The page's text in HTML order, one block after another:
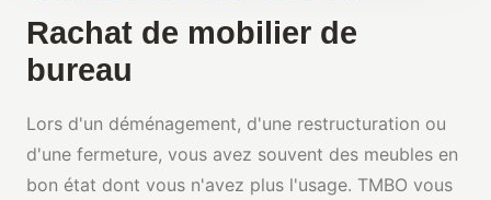
Rachat de mobilier de
bureau
Lors d'un déménagement, d'une restructuration ou
d'une fermeture, vous avez souvent des meubles en
bon état dont vous n'avez plus l'usage. TMBO vous